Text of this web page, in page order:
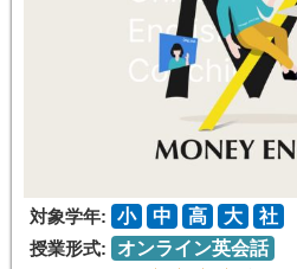
対象学年: 小 中 高 大
社
授業形式:
オンライン英会話